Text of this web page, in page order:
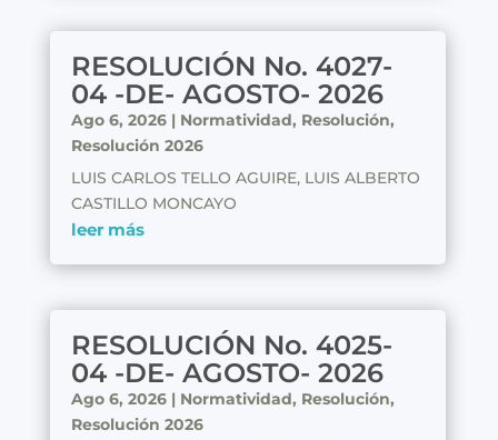
RESOLUCIÓN No. 4027-
04 -DE- AGOSTO- 2026
Ago 6, 2026| Normatividad, Resolución,
Resolución 2026
LUIS CARLOS TELLO AGUIRE, LUIS ALBERTO
CASTILLO MONCAYO
leer más
RESOLUCIÓN No. 4025-
04 -DE- AGOSTO- 2026
Ago 6, 2026| Normatividad, Resolución,
Resolución 2026